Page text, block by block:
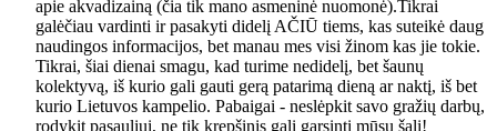
apie akvadizainą (čia tik mano asmeninė nuomonė).Tikrai
galėčiau vardinti ir pasakyti didelį AČIŪ tiems, kas suteikė daug
naudingos informacijos, bet manau mes visi žinom kas jie tokie.
Tikrai, šiai dienai smagu, kad turime nedidelį, bet šaunų
kolektyvą, iš kurio gali gauti gerą patarimą dieną ar naktį, iš bet
kurio Lietuvos kampelio. Pabaigai - neslėpkit savo gražių darbų,
rodykit pasauliui, ne tik krepšinis gali garsinti mūsų šalį!